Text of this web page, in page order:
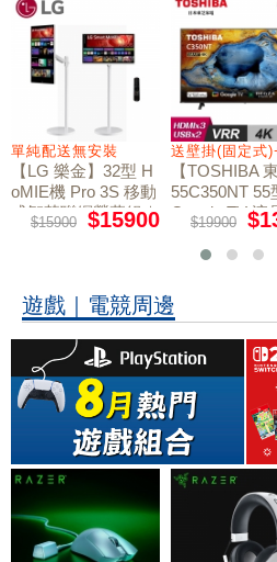
禮
單純配送無安裝
【LG 樂金】32型 H
oMIE機 Pro 3S 移動
式智慧聯網螢幕組｜
單純配送
$15900 $15900
送壁掛(固定式
【TOSHIBA
55C350NT 55
Google TV 液
器｜含壁掛(
+安裝
$19900
遊戲｜電競周邊